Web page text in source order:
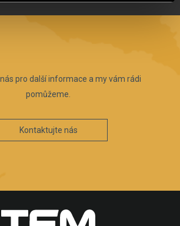
pro další informace a my vám rádi
pomůžeme.
Kontaktujte nás